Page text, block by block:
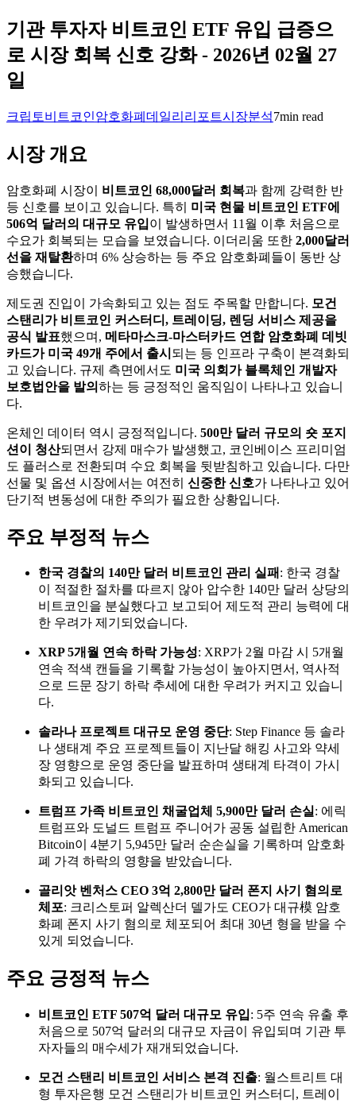
기관 투자자 비트코인 ETF 유입 급증으
로 시장 회복 신호 강화 - 2026년 02월 27
일
크립토비트코인암호화폐 데일리리포트시장분석7min read
시장 개요
암호화폐 시장이 비트코인 68,000달러 회복과 함께 강력한 반
등 신호를 보이고 있습니다. 특히 미국 현물 비트코인 ETF에
506억 달러의 대규모 유입이 발생하면서 11월 이후 처음으로
수요가 회복되는 모습을 보였습니다. 이더리움 또한 2,000달러
선을 재탈환하며 6% 상승하는 등 주요 암호화폐들이 동반 상
승했습니다.
제도권 진입이 가속화되고 있는 점도 주목할 만합니다. 모건
스탠리가 비트코인 커스터디, 트레이딩, 렌딩 서비스 제공을
공식 발표했으며, 메타마스크-마스터카드 연합 암호화폐 데빗
카드가 미국 49개 주에서 출시 되는 등 인프라 구축이 본격화되
고 있습니다. 규제 측면에서도 미국 의회가 블록체인 개발자
보호법안을 발의 하는 등 긍정적인 움직임이 나타나고 있습니
다.
온체인 데이터 역시 긍정적입니다. 500만 달러 규모의 숏 포지
션이 청산되면서 강제 매수가 발생했고, 코인베이스 프리미엄
도 플러스로 전환되며 수요 회복을 뒷받침하고 있습니다. 다만
선물 및 옵션 시장에서는 여전히 신중한 신호가 나타나고 있어
단기적 변동성에 대한 주의가 필요한 상황입니다.
주요 부정적 뉴스
한국 경찰의 140만 달러 비트코인 관리 실패 : 한국 경찰
이 적절한 절차를 따르지 않아 압수한 140만 달러 상당의
비트코인을 분실했다고 보고되어 제도적 관리 능력에 대
한 우려가 제기되었습니다.
XRP 5개월 연속 하락 가능성: XRP가 2월 마감 시 5개월
연속 적색 캔들을 기록할 가능성이 높아지면서, 역사적
으로 드문 장기 하락 추세에 대한 우려가 커지고 있습니
다.
솔라나 프로젝트 대규모 운영 중단: Step Finance 등 솔라
나 생태계 주요 프로젝트들이 지난달 해킹 사고와 약세
장 영향으로 운영 중단을 발표하며 생태계 타격이 가시
화되고 있습니다.
트럼프 가족 비트코인 채굴업체 5,900만 달러 손실: 에릭
트럼프와 도널드 트럼프 주니어가 공동 설립한 American
Bitcoin이 4분기 5,945만 달러 순손실을 기록하며 암호화
폐 가격 하락의 영향을 받았습니다.
골리앗 벤처스 CEO 3억 2,800만 달러 폰지 사기 혐의로
체포: 크리스토퍼 알렉산더 델가도 CEO가 대규模 암호
화폐 폰지 사기 혐의로 체포되어 최대 30년 형을 받을 수
있게 되었습니다.
주요 긍정적 뉴스
비트코인 ETF 507억 달러 대규모 유입: 5주 연속 유출 후
처음으로 507억 달러의 대규모 자금이 유입되며 기관 투
자자들의 매수세가 재개되었습니다.
모건 스탠리 비트코인 서비스 본격 진출: 월스트리트 대
형 투자은행 모건 스탠리가 비트코인 커스터디, 트레이